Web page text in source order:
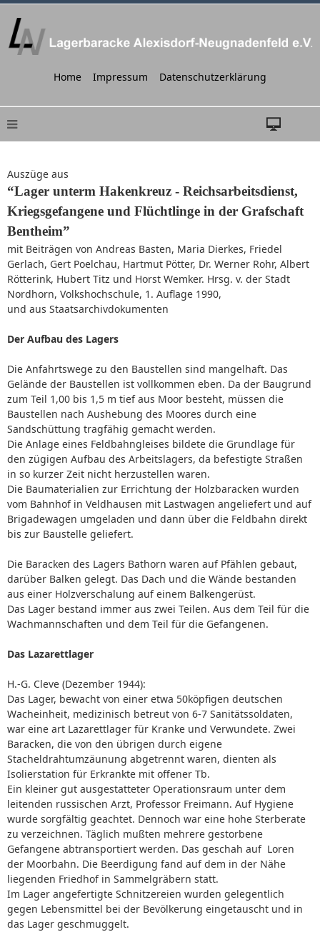
Home Impressum Datenschutzerklärung
Auszüge aus
“Lager unterm Hakenkreuz - Reichsarbeitsdienst,
Kriegsgefangene und Flüchtlinge in der Grafschaft
Bentheim”
mit Beiträgen von Andreas Basten, Maria Dierkes, Friedel
Gerlach, Gert Poelchau, Hartmut Pötter, Dr. Werner Rohr, Albert
Rötterink, Hubert Titz und Horst Wemker. Hrsg. v. der Stadt
Nordhorn, Volkshochschule, 1. Auflage 1990,
und aus Staatsarchivdokumenten
Der Aufbau des Lagers
Die Anfahrtswege zu den Baustellen sind mangelhaft. Das
Gelände der Baustellen ist vollkommen eben. Da der Baugrund
zum Teil 1,00 bis 1,5 m tief aus Moor besteht, müssen die
Baustellen nach Aushebung des Moores durch eine
Sandschüttung tragfähig gemacht werden.
Die Anlage eines Feldbahngleises bildete die Grundlage für
den zügigen Aufbau des Arbeitslagers, da befestigte Straßen
in so kurzer Zeit nicht herzustellen waren.
Die Baumaterialien zur Errichtung der Holzbaracken wurden
vom Bahnhof in Veldhausen mit Lastwagen angeliefert und auf
Brigadewagen umgeladen und dann über die Feldbahn direkt
bis zur Baustelle geliefert.
Die Baracken des Lagers Bathorn waren auf Pfählen gebaut,
darüber Balken gelegt. Das Dach und die Wände bestanden
aus einer Holzverschalung auf einem Balkengerüst.
Das Lager bestand immer aus zwei Teilen. Aus dem Teil für die
Wachmannschaften und dem Teil für die Gefangenen.
Das Lazarettlager
H.-G. Cleve (Dezember 1944):
Das Lager, bewacht von einer etwa 50köpfigen deutschen
Wacheinheit, medizinisch betreut von 6-7 Sanitätssoldaten,
war eine art Lazarettlager für Kranke und Verwundete. Zwei
Baracken, die von den übrigen durch eigene
Stacheldrahtumzäunung abgetrennt waren, dienten als
Isolierstation für Erkrankte mit offener Tb.
Ein kleiner gut ausgestatteter Operationsraum unter dem
leitenden russischen Arzt, Professor Freimann. Auf Hygiene
wurde sorgfältig geachtet. Dennoch war eine hohe Sterberate
zu verzeichnen. Täglich mußten mehrere gestorbene
Gefangene abtransportiert werden. Das geschah auf Loren
der Moorbahn. Die Beerdigung fand auf dem in der Nähe
liegenden Friedhof in Sammelgräbern statt.
Im Lager angefertigte Schnitzereien wurden gelegentlich
gegen Lebensmittel bei der Bevölkerung eingetauscht und in
das Lager geschmuggelt.